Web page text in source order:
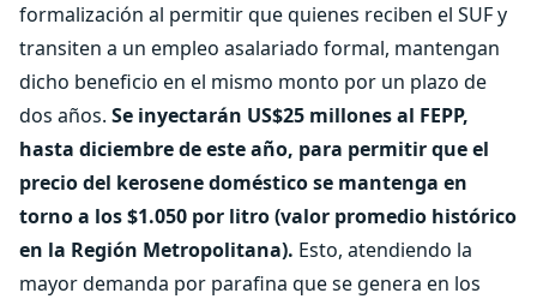
formalización al permitir que quienes reciben el SUF y
transiten a un empleo asalariado formal, mantengan
dicho beneficio en el mismo monto por un plazo de
dos años. Se inyectarán US$25 millones al FEPP,
hasta diciembre de este año, para permitir que el
precio del kerosene doméstico se mantenga en
torno a los $1.050 por litro (valor promedio histórico
en la Región Metropolitana). Esto, atendiendo la
mayor demanda por parafina que se genera en los